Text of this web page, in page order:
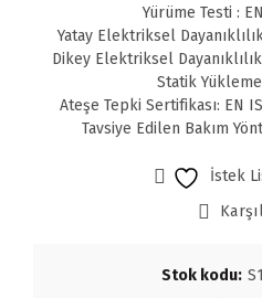
Yürüme Testi :
Yatay Elektriksel
Dikey Elektriksel
Statik
Ateşe Tepki Sertifikası: EN
Tavsiye Edilen Bakım
İstek
Stok kodu: